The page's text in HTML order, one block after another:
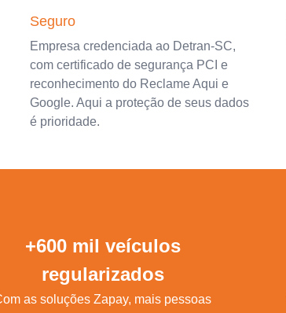
Seguro
Empresa credenciada ao Detran-SC,
com certificado de segurança PCI e
reconhecimento do Reclame Aqui e
Google. Aqui a proteção de seus dados
é prioridade.
+600 mil veículos
regularizados
as soluções Zapay, mais pessoas